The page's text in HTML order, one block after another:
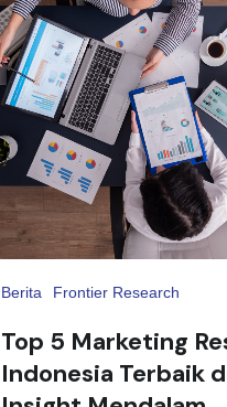
Berita Frontier Research
Top 5 Marketing
Indonesia Terbaik